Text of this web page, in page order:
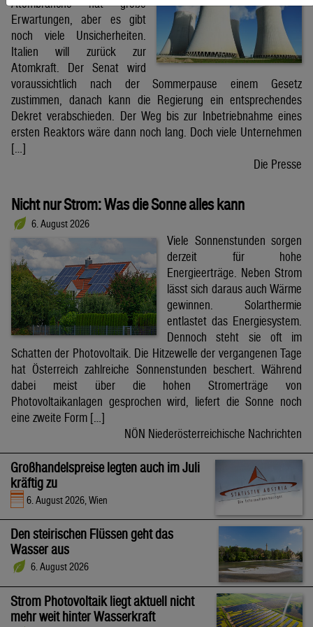
Atombranche hat große
Erwartungen, aber es gibt
noch viele Unsicherheiten.
Italien will zurück zur
Atomkraft. Der Senat wird
voraussichtlich nach der Sommerpause einem Gesetz
zustimmen, danach kann die Regierung ein entsprechendes
Dekret verabschieden. Der Weg bis zur Inbetriebnahme eines
ersten Reaktors wäre dann noch lang. Doch viele Unternehmen
[…]
Die Presse
Nicht nur Strom: Was die Sonne alles kann
6. August 2026
Viele Sonnenstunden sorgen
derzeit für hohe
Energieerträge. Neben Strom
lässt sich daraus auch Wärme
gewinnen. Solarthermie
entlastet das Energiesystem.
Dennoch steht sie oft im
Schatten der Photovoltaik. Die Hitzewelle der vergangenen Tage
hat Österreich zahlreiche Sonnenstunden beschert. Während
dabei meist über die hohen Stromerträge von
Photovoltaikanlagen gesprochen wird, liefert die Sonne noch
eine zweite Form […]
NÖN Niederösterreichische Nachrichten
Großhandelspreise legten auch im Juli
kräftig zu
6. August 2026, Wien
Den steirischen Flüssen geht das
Wasser aus
6. August 2026
Strom Photovoltaik liegt aktuell nicht
mehr weit hinter Wasserkraft